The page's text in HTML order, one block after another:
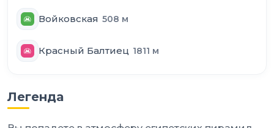
Войковская 508 м
Красный Балтиец 1811 м
Легенда